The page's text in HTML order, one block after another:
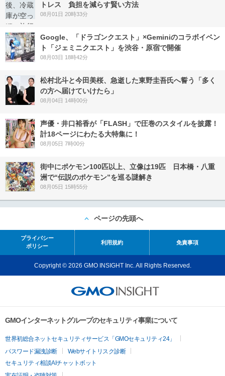
トレス 負担を減らす賢い方法
08月01日 20時33分
Google、「ドラゴンクエスト」×Geminiのコラボイベン
ト「ジェミニクエスト」を渋谷・原宿で開催
08月03日 18時42分
松村北斗と今田美桜、急逝した東野圭吾氏へ誓う「多く
の方へ届けていけたら」
08月04日 14時00分
声優・井口裕香が「FLASH」で圧巻のスタイルを披露！
計18ページにわたる大特集に！
08月05日 7時00分
街中にポケモン100匹以上、立像は19匹 日本橋・八重
洲で“伝説のポケモン”を巡る謎解き
08月05日 15時55分
ページの先頭へ
プライバシー
ポリシー
利用規約 免責事項
Copyright © 2026 GMO INSIGHT Inc. All Rights Reserved.
GMOインターネットグループのセキュリティ事業について
世界初総合ネットセキュリティサービス「GMOセキュリティ24」
パスワード漏洩診断
Webサイトリスク診断
セキュリティ相談AIチャットボット